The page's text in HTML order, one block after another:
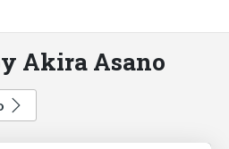
Akira Asano